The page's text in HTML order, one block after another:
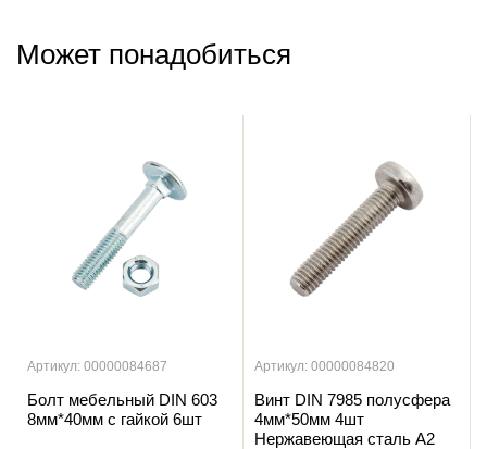
Может понадобиться
Артикул: 00000084687
Болт мебельный DIN 603
8мм*40мм с гайкой 6шт
Артикул: 00000084820
Винт DIN 7985 полусфера
4мм*50мм 4шт
Нержавеющая сталь А2